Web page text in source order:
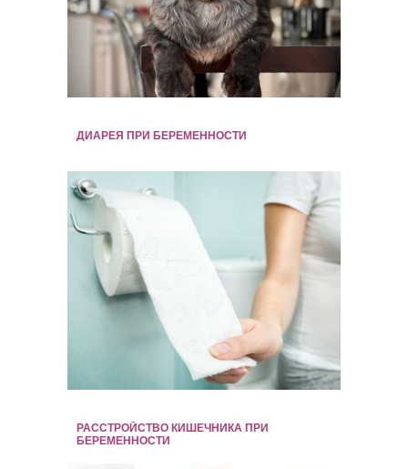
ДИАРЕЯ ПРИ БЕРЕМЕННОСТИ
РАССТРОЙСТВО КИШЕЧНИКА ПРИ
БЕРЕМЕННОСТИ